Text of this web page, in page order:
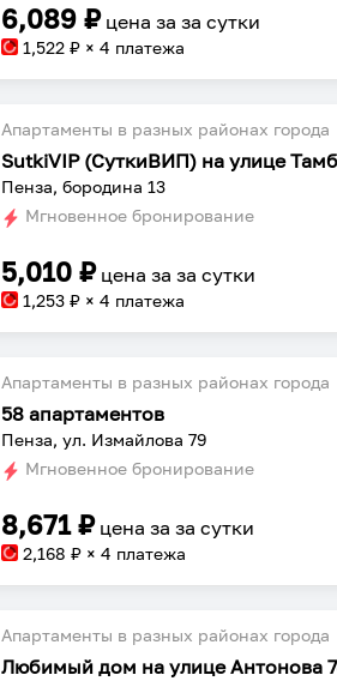
6,089 ₽ цена заза сутки
1,522 ₽ × 4 платежа
Апартаменты в разных районах города
SutkiVIP (СуткиВИП) на улице
Пенза, бородина 13
Мгновенное бронирование
5,010 ₽ цена заза сутки
1,253 ₽ × 4 платежа
Апартаменты в разных районах города
58 апартаментов
Пенза, ул. Измайлова 79
Мгновенное бронирование
8,671₽ цена заза сутки
2,168 ₽ × 4 платежа
Апартаменты в разных районах города
Любимый дом на улице Антонова